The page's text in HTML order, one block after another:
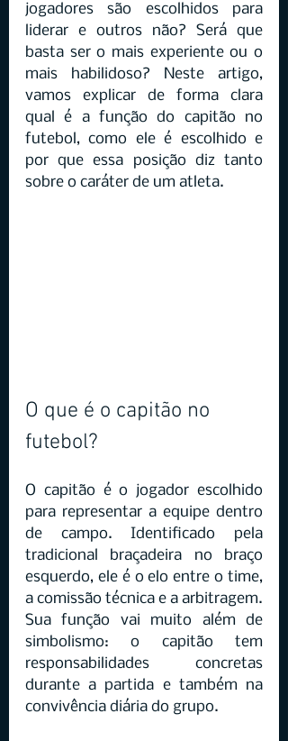
jogadores são escolhidos para
liderar e outros não? Será que
basta ser o mais experiente ou o
mais habilidoso? Neste artigo,
vamos explicar de forma clara
qual é a função do capitão no
futebol, como ele é escolhido e
por que essa posição diz tanto
sobre o caráter de um atleta.
O que é o capitão no
futebol?
O capitão é o jogador escolhido
para representar a equipe dentro
de campo. Identificado pela
tradicional braçadeira no braço
esquerdo, ele é o elo entre o time,
a comissão técnica e a arbitragem.
Sua função vai muito além de
simbolismo: o capitão tem
responsabilidades concretas
durante a partida e também na
convivência diária do grupo.